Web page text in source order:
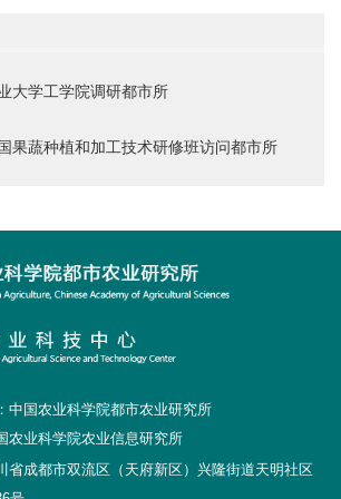
大学工学院调研都市所
果蔬种植和加工技术研修班访问都市所
中国农业科学院都市农业研究所
农业科学院农业信息研究所
省成都市双流区（天府新区）兴隆街道天明社区